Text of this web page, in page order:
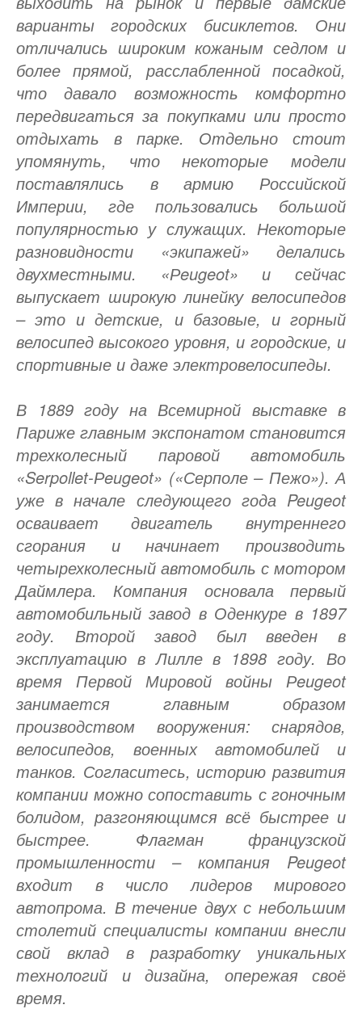
варианты городских бисиклетов. Они
отличались широким кожаным седлом и
более прямой, расслабленной посадкой,
что давало возможность комфортно
передвигаться за покупками или просто
отдыхать в парке. Отдельно стоит
упомянуть, что некоторые модели
поставлялись в армию Российской
Империи, где пользовались большой
популярностью у служащих. Некоторые
разновидности «экипажей» делались
двухместными. «Рeugeot» и сейчас
выпускает широкую линейку велосипедов
– это и детские, и базовые, и горный
велосипед высокого уровня, и городские, и
спортивные и даже электровелосипеды.
В 1889 году на Всемирной выставке в
Париже главным экспонатом становится
трехколесный паровой автомобиль
«Serpollet-Рeugeot» («Серполе – Пежо»). А
уже в начале следующего года Peugeot
осваивает двигатель внутреннего
сгорания и начинает производить
четырехколесный автомобиль с мотором
Даймлера. Компания основала первый
автомобильный завод в Оденкуре в 1897
году. Второй завод был введен в
эксплуатацию в Лилле в 1898 году. Во
время Первой Мировой войны Рeugeot
занимается главным образом
производством вооружения: снарядов,
велосипедов, военных автомобилей и
танков. Согласитесь, историю развития
компании можно сопоставить с гоночным
болидом, разгоняющимся всё быстрее и
быстрее. Флагман французской
промышленности – компания Peugeot
входит в число лидеров мирового
автопрома. В течение двух с небольшим
столетий специалисты компании внесли
свой вклад в разработку уникальных
технологий и дизайна, опережая своё
время.